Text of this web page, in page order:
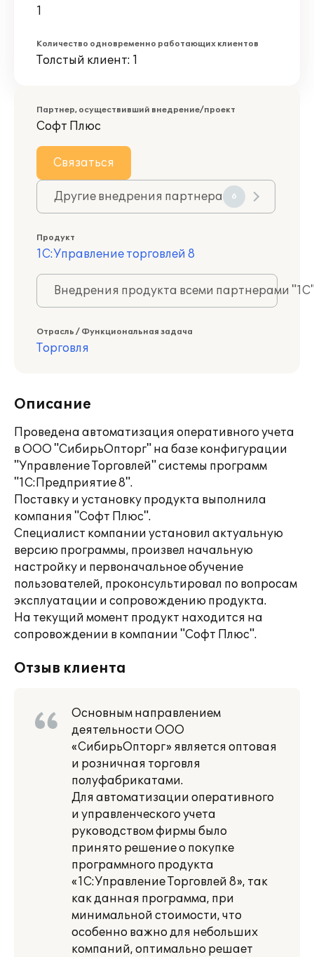
1
Количество одновременно работающих клиентов
Толстый клиент: 1
Партнер, осуществивший внедрение/проект
Софт Плюс
Связаться
Другие внедрения партнера 6
Продукт
1С:Управление торговлей 8
Внедрения продукта всеми партнерами
Отрасль / Функциональная задача
Торговля
Описание
Проведена автоматизация оперативного учета
в ООО "СибирьОпторг" на базе конфигурации
"Управление Торговлей" системы программ
"1С:Предприятие 8".
Поставку и установку продукта выполнила
компания "Софт Плюс".
Специалист компании установил актуальную
версию программы, произвел начальную
настройку и первоначальное обучение
пользователей, проконсультировал по вопросам
эксплуатации и сопровождению продукта.
На текущий момент продукт находится на
сопровождении в компании "Софт Плюс".
Отзыв клиента
Основным направлением
деятельности ООО
«СибирьОпторг» является оптовая
и розничная торговля
полуфабрикатами.
Для автоматизации оперативного
и управленческого учета
руководством фирмы было
принято решение о покупке
программного продукта
«1С:Управление Торговлей 8», так
как данная программа, при
минимальной стоимости, что
особенно важно для небольших
компаний, оптимально решает